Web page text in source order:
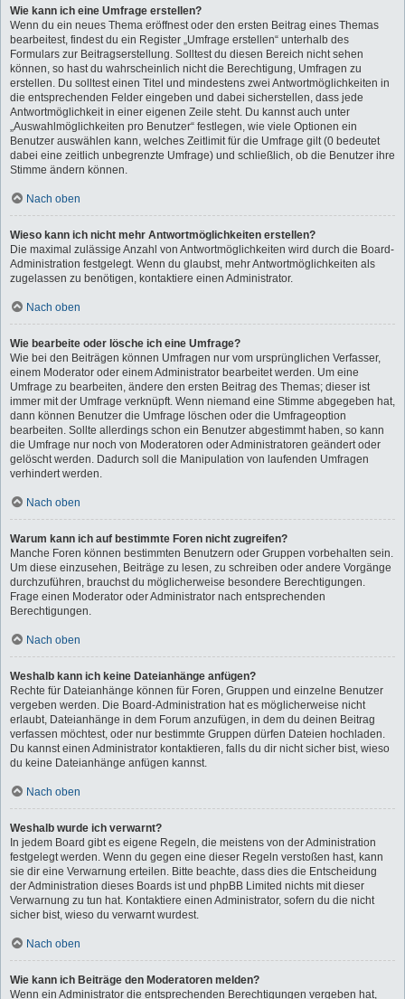
Wie kann ich eine Umfrage erstellen?
Wenn du ein neues Thema eröffnest oder den ersten Beitrag eines Themas
bearbeitest, findest du ein Register „Umfrage erstellen“ unterhalb des
Formulars zur Beitragserstellung. Solltest du diesen Bereich nicht sehen
können, so hast du wahrscheinlich nicht die Berechtigung, Umfragen zu
erstellen. Du solltest einen Titel und mindestens zwei Antwortmöglichkeiten in
die entsprechenden Felder eingeben und dabei sicherstellen, dass jede
Antwortmöglichkeit in einer eigenen Zeile steht. Du kannst auch unter
„Auswahlmöglichkeiten pro Benutzer“ festlegen, wie viele Optionen ein
Benutzer auswählen kann, welches Zeitlimit für die Umfrage gilt (0 bedeutet
dabei eine zeitlich unbegrenzte Umfrage) und schließlich, ob die Benutzer ihre
Stimme ändern können.
Nach oben
Wieso kann ich nicht mehr Antwortmöglichkeiten erstellen?
Die maximal zulässige Anzahl von Antwortmöglichkeiten wird durch die Board-
Administration festgelegt. Wenn du glaubst, mehr Antwortmöglichkeiten als
zugelassen zu benötigen, kontaktiere einen Administrator.
Nach oben
Wie bearbeite oder lösche ich eine Umfrage?
Wie bei den Beiträgen können Umfragen nur vom ursprünglichen Verfasser,
einem Moderator oder einem Administrator bearbeitet werden. Um eine
Umfrage zu bearbeiten, ändere den ersten Beitrag des Themas; dieser ist
immer mit der Umfrage verknüpft. Wenn niemand eine Stimme abgegeben hat,
dann können Benutzer die Umfrage löschen oder die Umfrageoption
bearbeiten. Sollte allerdings schon ein Benutzer abgestimmt haben, so kann
die Umfrage nur noch von Moderatoren oder Administratoren geändert oder
gelöscht werden. Dadurch soll die Manipulation von laufenden Umfragen
verhindert werden.
Nach oben
Warum kann ich auf bestimmte Foren nicht zugreifen?
Manche Foren können bestimmten Benutzern oder Gruppen vorbehalten sein.
Um diese einzusehen, Beiträge zu lesen, zu schreiben oder andere Vorgänge
durchzuführen, brauchst du möglicherweise besondere Berechtigungen.
Frage einen Moderator oder Administrator nach entsprechenden
Berechtigungen.
Nach oben
Weshalb kann ich keine Dateianhänge anfügen?
Rechte für Dateianhänge können für Foren, Gruppen und einzelne Benutzer
vergeben werden. Die Board-Administration hat es möglicherweise nicht
erlaubt, Dateianhänge in dem Forum anzufügen, in dem du deinen Beitrag
verfassen möchtest, oder nur bestimmte Gruppen dürfen Dateien hochladen.
Du kannst einen Administrator kontaktieren, falls du dir nicht sicher bist, wieso
du keine Dateianhänge anfügen kannst.
Nach oben
Weshalb wurde ich verwarnt?
In jedem Board gibt es eigene Regeln, die meistens von der Administration
festgelegt werden. Wenn du gegen eine dieser Regeln verstoßen hast, kann
sie dir eine Verwarnung erteilen. Bitte beachte, dass dies die Entscheidung
der Administration dieses Boards ist und phpBB Limited nichts mit dieser
Verwarnung zu tun hat. Kontaktiere einen Administrator, sofern du die nicht
sicher bist, wieso du verwarnt wurdest.
Nach oben
Wie kann ich Beiträge den Moderatoren melden?
Wenn ein Administrator die entsprechenden Berechtigungen vergeben hat,